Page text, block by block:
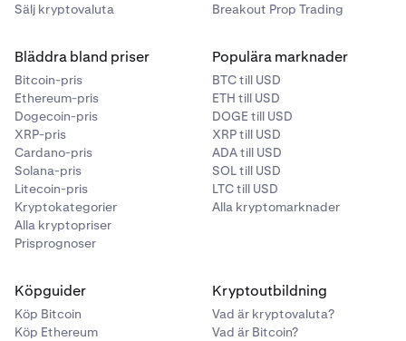
Sälj kryptovaluta
Breakout Prop Trading
Bläddra bland priser
Bitcoin-pris
Ethereum-pris
Dogecoin-pris
XRP-pris
Cardano-pris
Solana-pris
Litecoin-pris
Kryptokategorier
Alla kryptopriser
Prisprognoser
Populära marknader
BTC till USD
ETH till USD
DOGE till USD
XRP till USD
ADA till USD
SOL till USD
LTC till USD
Alla kryptomarknader
Köpguider
Köp Bitcoin
Köp Ethereum
Kryptoutbildning
Vad är kryptovaluta?
Vad är Bitcoin?